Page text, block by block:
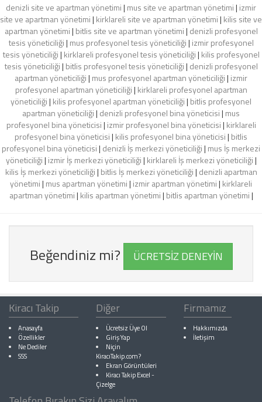
denizli site ve apartman yönetimi| mus site ve apartman yönetimi| izmir
site ve apartman yönetimi| kirklareli site ve apartman yönetimi| kilis site ve
apartman yönetimi| bitlis site ve apartman yönetimi| denizli profesyonel
tesis yöneticiliği| mus profesyonel tesis yöneticiliği| izmir profesyonel
tesis yöneticiliği| kirklareli profesyonel tesis yöneticiliği| kilis profesyonel
tesis yöneticiliği| bitlis profesyonel tesis yöneticiliği| denizli profesyonel
apartman yöneticiliği| mus profesyonel apartman yöneticiliği| izmir
profesyonel apartman yöneticiliği| kirklareli profesyonel apartman
yöneticiliği| kilis profesyonel apartman yöneticiliği| bitlis profesyonel
apartman yöneticiliği| denizli profesyonel bina yöneticisi| mus
profesyonel bina yöneticisi| izmir profesyonel bina yöneticisi| kirklareli
profesyonel bina yöneticisi| kilis profesyonel bina yöneticisi| bitlis
profesyonel bina yöneticisi| denizli İş merkezi yöneticiliği| mus İş merkezi
yöneticiliği| izmir İş merkezi yöneticiliği| kirklareli İş merkezi yöneticiliği|
kilis İş merkezi yöneticiliği| bitlis İş merkezi yöneticiliği| denizli apartman
yönetimi| mus apartman yönetimi| izmir apartman yönetimi| kirklareli
apartman yönetimi| kilis apartman yönetimi| bitlis apartman yönetimi|
Beğendiniz mi? ÜCRETSİZ DENEYİN
Kiracı Takip
Anasayfa
Özellikler
Ne Dediler
SSS
Diğer
Ücretsiz Üye Ol
Giriş Yap
Niçin
KiracıTakip.com?
Ekran Görüntüleri
Kiracı Takip Excel-
Çizelge
Firmamız
Hakkımızda
İletişim